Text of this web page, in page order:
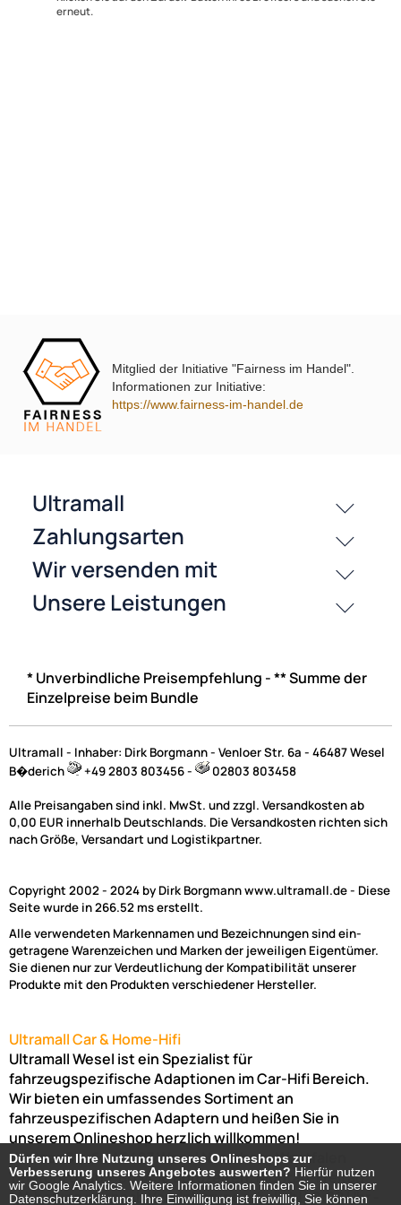
Fehler und wiederholen.
Mitglied der Initiative "Fairness im Handel".
Informationen zur Initiative:
https://www.fairness-im-handel.de
* Unverbindliche Preisempfehlung - ** Summe der
Einzelpreise beim Bundle
Ultramall - Inhaber: Dirk Borgmann - Venloer Str. 6a - 46487 Wesel
B�derich
+49 2803 803456 - 02803 803458
Alle Preisangaben sind inkl. MwSt. und zzgl. Versandkosten ab
0,00 EUR innerhalb Deutschlands. Die Versandkosten richten sich
nach Größe, Versandart und Logistikpartner.
Copyright 2002 - 2024 by Dirk Borgmann www.ultramall.de - Diese
Seite wurde in 266.52 ms erstellt.
Alle verwendeten Markennamen und Bezeichnungen sind ein-
getragene Warenzeichen und Marken der jeweiligen Eigentümer.
Sie dienen nur zur Verdeutlichung der Kompatibilität unserer
Produkte mit den Produkten verschiedener Hersteller.
Ultramall Car & Home-Hifi
Ultramall Wesel ist ein Spezialist für
fahrzeugspezifische Adaptionen im Car-Hifi Bereich.
Wir bieten ein umfassendes Sortiment an
fahrzeuspezifischen Adaptern und heißen Sie in
unserem Onlineshop herzlich willkommen!
Venloer Str. 6a46487 WeselNordrhein-Westfalen
Telefon:02803-803456Bürozeiten: Montag-Freitag:
(Abholung nur nach Vereinbarung möglich!)8:00 Uhr -
Dürfen wir Ihre Nutzung unseres Onlineshops zur
Verbesserung unseres Angebotes auswerten? Hierfür nutzen
wir Google Analytics. Weitere Informationen finden Sie in unserer
Datenschutzerklärung. Ihre Einwilligung ist freiwillig, Sie können
Dürfen wir Ihre Nutzung unseres Onlineshops zur
Verbesserung unseres Angebotes auswerten? Hierfür nutzen
wir Google Analytics. Weitere Informationen finden Sie in unserer
Datenschutzerklärung. Ihre Einwilligung ist freiwillig, Sie können